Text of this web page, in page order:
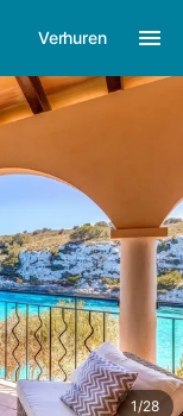
Verhuren
1/28